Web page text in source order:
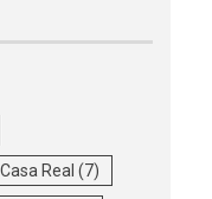
Real (7)